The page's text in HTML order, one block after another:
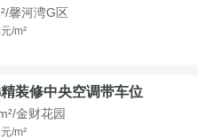
馨河湾G区
/m²
装修中央空调带车位
金财花园
/m²